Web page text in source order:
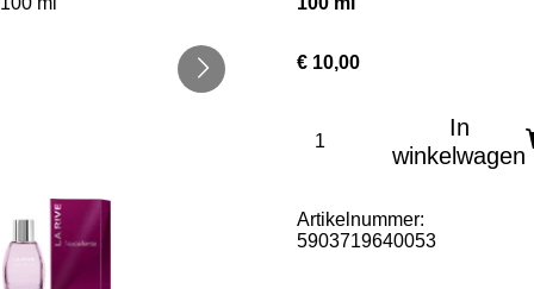
€ 10,00
In
winkelwagen
Artikelnummer:
5903719640053